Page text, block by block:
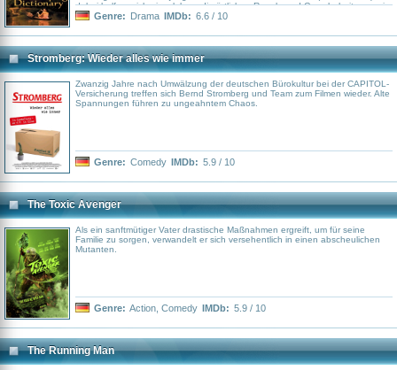
dabei helfen, sich einzuleben, die örtlichen Regeln und Gewohnheiten sowie
die ansässige Sprache beizubringen. Es dauert nicht lange, bis sie
Romanze bringt allerlei Schwierigkeiten mit sich und John muss einige
schwerwiegende Entscheidungen treffen.
Genre: Drama IMDb: 6.6 / 10
Stromberg: Wieder alles wie immer
Zwanzig Jahre nach Umwälzung der deutschen Bürokultur bei der CAPITOL-
Versicherung treffen sich Bernd Stromberg und Team zum Filmen wieder. Alte
Spannungen führen zu ungeahntem Chaos.
Genre: Comedy IMDb: 5.9 / 10
The Toxic Avenger
Als ein sanftmütiger Vater drastische Maßnahmen ergreift, um für seine
Familie zu sorgen, verwandelt er sich versehentlich in einen abscheulichen
Mutanten.
Genre: Action Comedy IMDb: 5.9 / 10
The Running Man